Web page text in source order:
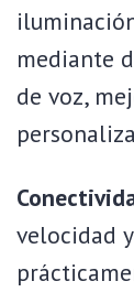
mediante
de voz,
velocidad